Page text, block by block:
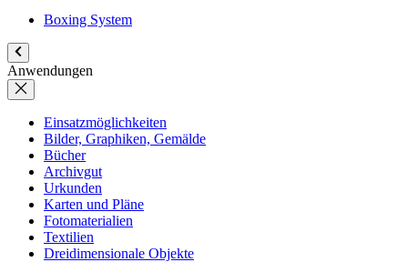
Boxing System
Anwendungen
Einsatzmöglichkeiten
Bilder, Graphiken, Gemälde
Bücher
Archivgut
Urkunden
Karten und Pläne
Fotomaterialien
Textilien
Dreidimensionale Objekte